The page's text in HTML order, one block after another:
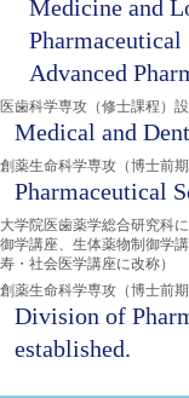
Medicine and
Advanced
医歯科学専攻（修士課程）
Medical and
創薬生命科学専攻（博士前
Pharmaceutical
大学院医歯薬学総合研究科
御学講座、生体薬物制御学
寿・社会医学講座に改称）
創薬生命科学専攻（博士前
Division of
established.